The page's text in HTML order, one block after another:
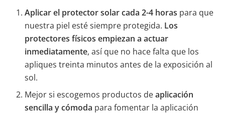
Aplicar el protector solar cada 2-4 horas para que
nuestra piel esté siempre protegida. Los
protectores físicos empiezan a actuar
inmediatamente, así que no hace falta que los
apliques treinta minutos antes de la exposición al
sol.
Mejor si escogemos productos deaplicación
sencilla y cómoda para fomentar la aplicación